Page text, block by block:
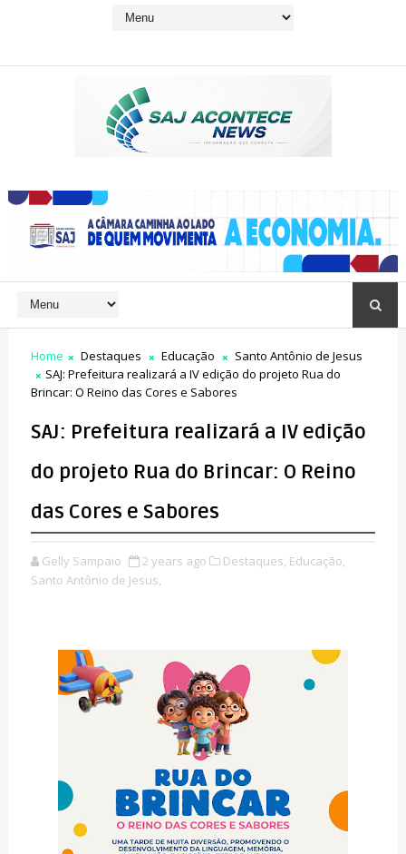
Home Destaques Educação
Santo Antônio de Jesus
SAJ: Prefeitura realizará a IV edição do projeto Rua do
Brincar: O Reino das Cores e Sabores
SAJ: Prefeitura realizará a IV edição
do projeto Rua do Brincar: O Reino
das Cores e Sabores
Gelly Sampaio 2 years ago Destaques, Educação,
Santo Antônio de Jesus,